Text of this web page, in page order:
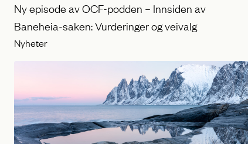
Ny episode av OCF-podden – Innsiden av
Baneheia-saken: Vurderinger og veivalg
Nyheter